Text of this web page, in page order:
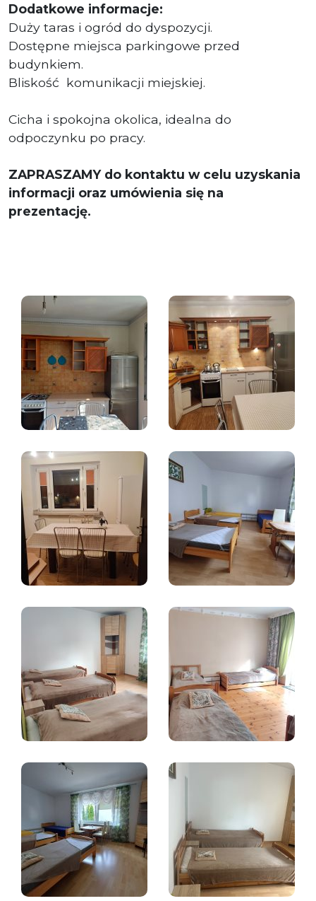
Dodatkowe informacje:
Duży taras i ogród do dyspozycji.
Dostępne miejsca parkingowe przed
budynkiem.
Bliskość komunikacji miejskiej.
Cicha i spokojna okolica, idealna do
odpoczynku po pracy.
ZAPRASZAMY do kontaktu w celu uzyskania
informacji oraz umówienia się na
prezentację.